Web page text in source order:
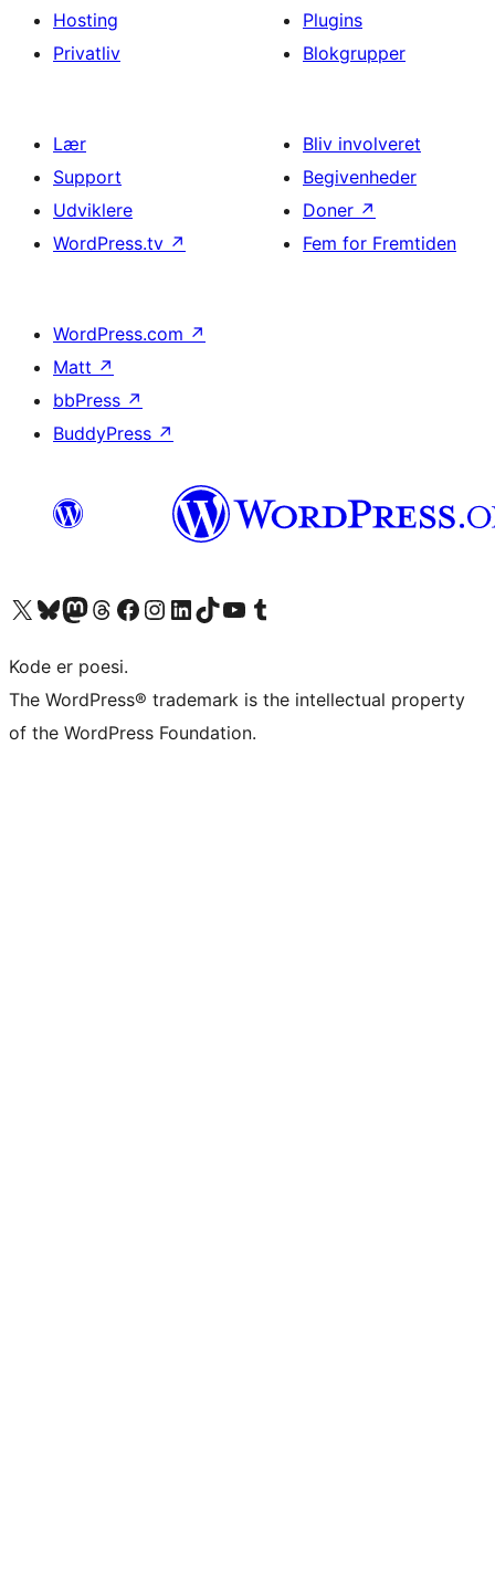
Hosting
Privatliv
Plugins
Blokgrupper
Lær
Support
Udviklere
WordPress.tv ↗
Bliv involveret
Begivenheder
Doner ↗
Fem for Fremtiden
WordPress.com ↗
Matt ↗
bbPress ↗
BuddyPress ↗
Besøg vores X (tidligere Twitter) konto
Besøg vores Bluesky-konto
Besøg vores Mastodon konto
Besøg vores Threads-konto
Besøg vores Facebook sideBesøg vores Instagram konto
Besøg vores LinkedIn konto
Besøg vores TikTok-konto
Besøg vores YouTube-kanalBesøg vores Tumblr-konto
Kode er poesi.
The WordPress® trademark is the intellectual property
of the WordPress Foundation.